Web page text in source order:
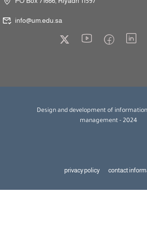
info@um.edu.sa
Design and development of
management - 2024
privacy policy contact